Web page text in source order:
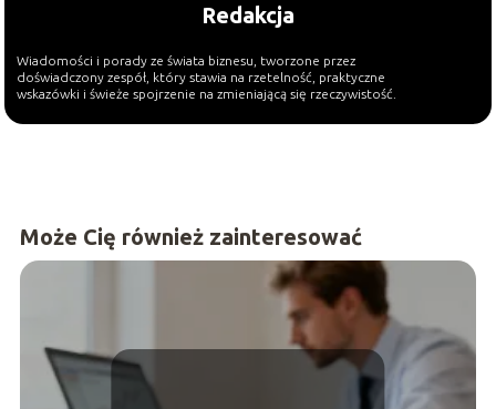
Redakcja
Wiadomości i porady ze świata biznesu, tworzone przez
doświadczony zespół, który stawia na rzetelność, praktyczne
wskazówki i świeże spojrzenie na zmieniającą się rzeczywistość.
Może Cię również zainteresować